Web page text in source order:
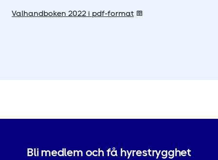
Valhandboken 2022 i pdf-format
Bli medlem och få hyrestrygghet